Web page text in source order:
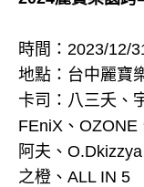
時間：2023/12/
地點：台中麗寶
卡司：八三夭、
FEniX、OZONE
阿夫、
之橙、ALL IN 5